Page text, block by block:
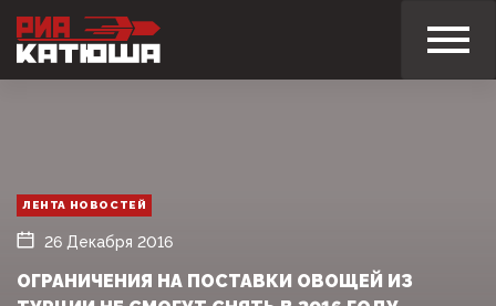
ЛЕНТА НОВОСТЕЙ
26 Декабря 2016
ОГРАНИЧЕНИЯ НА ПОСТАВКИ ОВОЩЕЙ ИЗ